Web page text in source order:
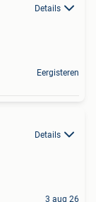
Details
Eergisteren
Details
3 aug 26